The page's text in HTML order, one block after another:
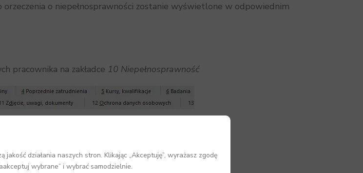
o niepełnosprawności zostanie wyświetlone w odpowiednim
pracownika na zakładce 10 Niepełnosprawność
działania naszych stron. Klikając „Akceptuję”, wyrażasz zgodę
wybrane” i wybrać samodzielnie.